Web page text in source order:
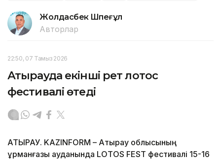
Жолдасбек Шөпеғұл
Авторлар
22:50, 07 Тамыз 2026
Атырауда екінші рет лотос
фестивалі өтеді
АТЫРАУ. KAZINFORM – Атырау облысының
Құрманғазы ауданында LOTOS FEST фестивалі 15-16